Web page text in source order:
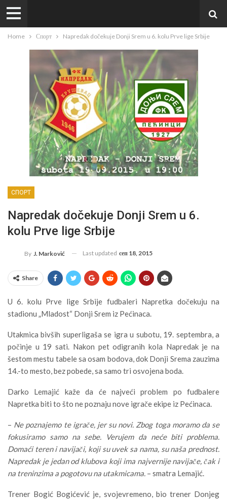
Home Спорт Napredak dočekuje Donji Srem u 6. kolu Prve lige Srbije
СПОРТ
Napredak dočekuje Donji Srem u 6.
kolu Prve lige Srbije
By J. Marković Last updated сеп 18, 2015
Share
U 6. kolu Prve lige Srbije fudbaleri Napretka dočekuju na
stadionu „Mladost“ Donji Srem iz Pećinaca.
Utakmica bivših superligaša se igra u subotu, 19. septembra, a
počinje u 19 sati. Nakon pet odigranih kola Napredak je na
šestom mestu tabele sa osam bodova, dok Donji Srema zauzima
14.-to mesto, bez pobede, sa samo tri osvojena boda.
Darko Lemajić kaže da će najveći problem po fudbalere
Napretka biti to što ne poznaju nove igrače ekipe iz Pećinaca.
– Ne poznajemo te igrače, jer su novi. Zbog toga moramo da se
fokusiramo samo na sebe. Verujem da neće biti problema.
Domaći teren i navijači, koji su uvek sa nama, su naša prednost.
Napredak je jedan od klubova koji ima najvernije navijače, čak i
na treninzima a pogotovu na utakmicama. – smatra Lemajić.
Trener Bogić Bogićević je, svojevremeno, bio trener Donjeg